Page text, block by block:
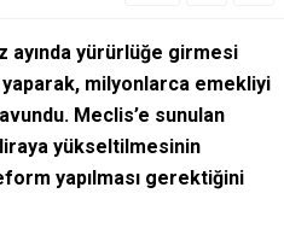
ayında yürürlüğe girmesi
yaparak, milyonlarca emekliyi
Meclis’e sunulan
liraya yükseltilmesinin
yapılması gerektiğini